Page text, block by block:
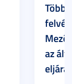
Több
az